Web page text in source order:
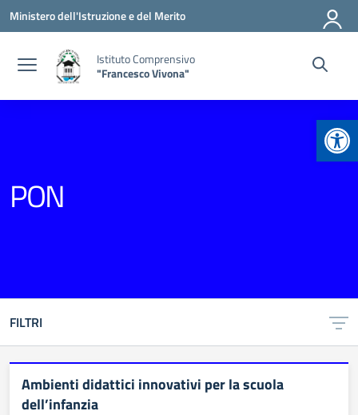
Vai ai contenuti
Vai al menu di navigazione
Vai al footer
Ministero dell'Istruzione e del Merito
Istituto Comprensivo
"Francesco Vivona"
PON
FILTRI
Ambienti didattici innovativi per la scuola
dell’infanzia